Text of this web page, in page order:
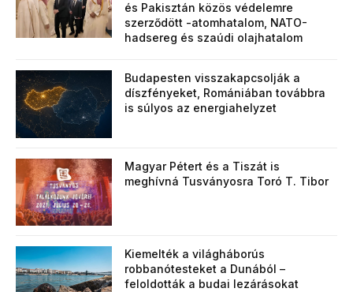
és Pakisztán közös védelemre
szerződött -atomhatalom, NATO-
hadsereg és szaúdi olajhatalom
Budapesten visszakapcsolják a
díszfényeket, Romániában továbbra
is súlyos az energiahelyzet
Magyar Pétert és a Tiszát is
meghívná Tusványosra Toró T. Tibor
Kiemelték a világháborús
robbanótesteket a Dunából –
feloldották a budai lezárásokat